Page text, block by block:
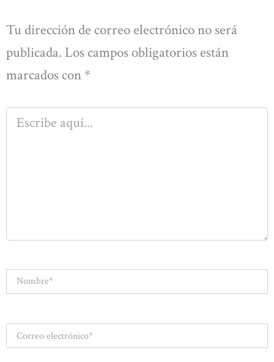
Tu dirección de correo electrónico no será
publicada. Los campos obligatorios están
marcados con *
aquí...
electrónico*